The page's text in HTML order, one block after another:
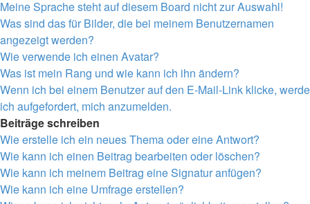
Meine Sprache steht auf diesem Board nicht zur Auswahl!
Was sind das für Bilder, die bei meinem Benutzernamen
angezeigt werden?
Wie verwende ich einen Avatar?
Was ist mein Rang und wie kann ich ihn ändern?
Wenn ich bei einem Benutzer auf den E-Mail-Link klicke, werde
ich aufgefordert, mich anzumelden.
Beiträge schreiben
Wie erstelle ich ein neues Thema oder eine Antwort?
Wie kann ich einen Beitrag bearbeiten oder löschen?
Wie kann ich meinem Beitrag eine Signatur anfügen?
Wie kann ich eine Umfrage erstellen?